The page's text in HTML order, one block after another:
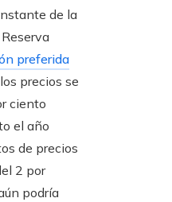
de la
preferida
precios se
ciento
el año
de precios
2 por
podría